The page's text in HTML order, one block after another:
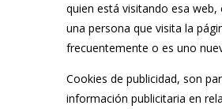
quien está visitando esa web,
una persona que visita la
frecuentemente o es uno
Cookies de publicidad, son
información publicitaria en